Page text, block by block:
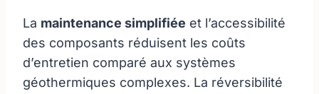
La maintenance simplifiée et l’accessibilité
des composants réduisent les coûts
d’entretien comparé aux systèmes
géothermiques complexes. La réversibilité